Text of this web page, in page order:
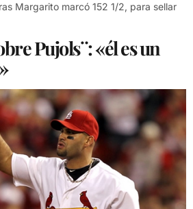
Margarito marcó 152 1/2, para sellar
Pujols¨: «él es un